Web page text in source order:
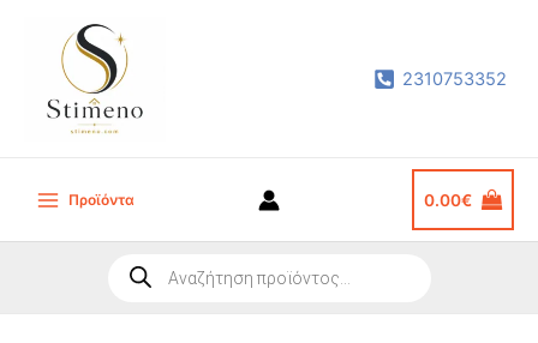
περιεχόμενο
2310753352
Main
Προϊόντα 0.00€
search